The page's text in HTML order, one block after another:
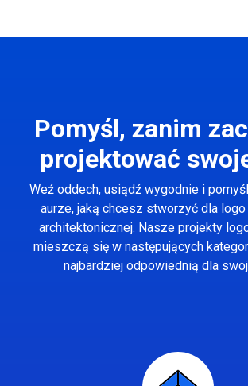
Pomyśl, zanim
projektować
Weź oddech, usiądź wygodnie i
aurze, jaką chcesz stworzyć dla
architektonicznej. Nasze projekty
mieszczą się w następujących
najbardziej odpowiednią dla